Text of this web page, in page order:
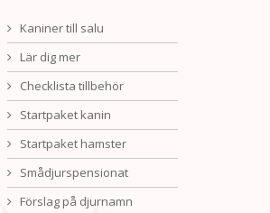
Kaniner till salu
Lär dig mer
Checklista tillbehör
Startpaket kanin
Startpaket hamster
Smådjurspensionat
Förslag på djurnamn